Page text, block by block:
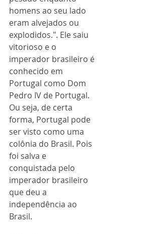
homens ao seu lado
eram alvejados ou
explodidos.". Ele saiu
vitorioso e o
imperador brasileiro é
conhecido em
Portugal como Dom
Pedro IV de Portugal.
Ou seja, de certa
forma, Portugal pode
ser visto como uma
colônia do Brasil. Pois
foi salva e
conquistada pelo
imperador brasileiro
que deu a
independência ao
Brasil.